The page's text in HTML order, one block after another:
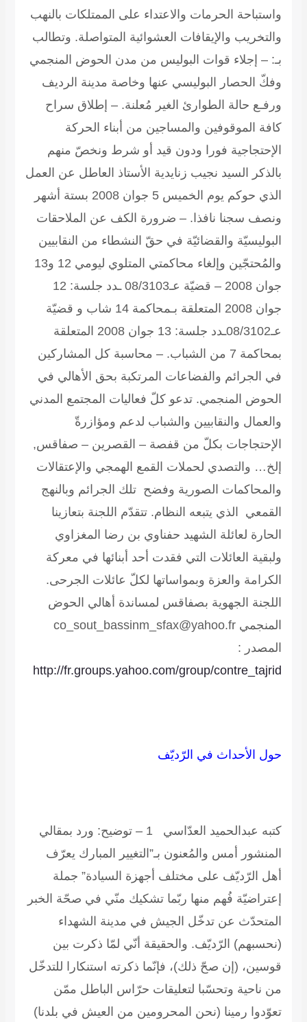
واستباحة الحرمات والاعتداء على الممتلكات بالنهب
والتخريب والإيقافات العشوائية المتواصلة. وتطالب
بـ: – إجلاء قوات البوليس من مدن الحوض المنجمي
وفكّ الحصار البوليسي عنها وخاصة مدينة الرديف
ورفـع حالة الطوارئ الغير مُعلنة. – إطلاق سراح
كافة الموقوفين والمساجين من أبناء الحركة
الإحتجاجية فورا ودون قيد أو شرط ونخصّ منهم
بالذكر السيد نجيب زنايدية الأستاذ العاطل عن العمل
الذي حوكم يوم الخميس 5 جوان 2008 بستة أشهر
ونصف سجنا نافذا. – ضرورة الكف عن الملاحقات
البوليسيّة والقضائيّة في حقّ النشطاء من النقابيين
والمُحتجّين وإلغاء محاكمتي المتلوي ليومي 12 و13
جوان 2008 – قضيّة عـ08/3103 ـدد جلسة: 12
جوان 2008 المتعلقة بـمحاكمة 14 شاب و قضيّة
عـ08/3102ـدد جلسة: 13 جوان 2008 المتعلقة
بمحاكمة 7 من الشباب. – محاسبة كل المشاركين
في الجرائم والفضاعات المرتكبة بحق الأهالي في
الحوض المنجمي. تدعو كلّ فعاليات المجتمع المدني
والعمال والنقابيين والشباب لدعم ومؤازرةّ
الإحتجاجات بكلّ من قفصة – القصرين – صفاقس,
إلخ… والتصدي لحملات القمع الهمجي والإعتقالات
والمحاكمات الصورية وفضح تلك الجرائم وبالنهج
القمعي الذي يتبعه النظام. تتقدّم اللجنة بتعازينا
الحارة لعائلة الشهيد حفناوي بن رضا المغزاوي
ولبقية العائلات التي فقدت أحد أبنائها في معركة
الكرامة والعزة وبمواساتها لكلّ عائلات الجرحى.
اللجنة الجهوية بصفاقس لمساندة أهالي الحوض
المنجمي co_sout_bassinm_sfax@yahoo.fr
المصدر :
http://fr.groups.yahoo.com/group/contre_tajrid
حول الأحداث في الرّديّف
كتبه عبدالحميد العدّاسي 1 – توضيح:
ورد بمقالي
المنشور أمس والمُعنون بـ”التغيير المبارك يعرّف
أهل الرّديّف على مختلف أجهزة السيادة” جملة
إعتراضيّة فُهم منها ربّما تشكيك منّي في صحّة الخبر
المتحدّث عن تدخّل الجيش في مدينة الشهداء
(نحسبهم) الرّديّف. والحقيقة أنّي لمّا ذكرت بين
قوسين، (إن صحّ ذلك)، فإنّما ذكرته استنكارا للتدخّل
من ناحية وتحسّبا لتعليقات حرّاس الباطل ممّن
تعوّدوا رمينا (نحن المحرومين من العيش في بلدنا)